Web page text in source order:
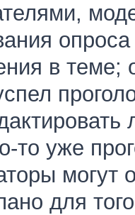
в теме;
то уже
могут
для